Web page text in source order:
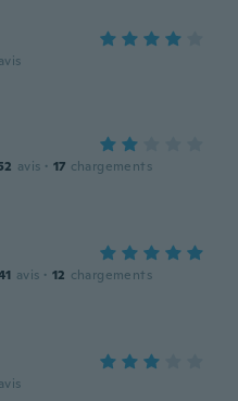
avis
avis · 17 chargements
avis · 12 chargements
avis